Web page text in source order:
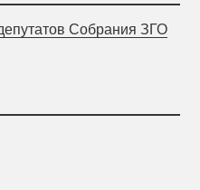
Собрания ЗГО